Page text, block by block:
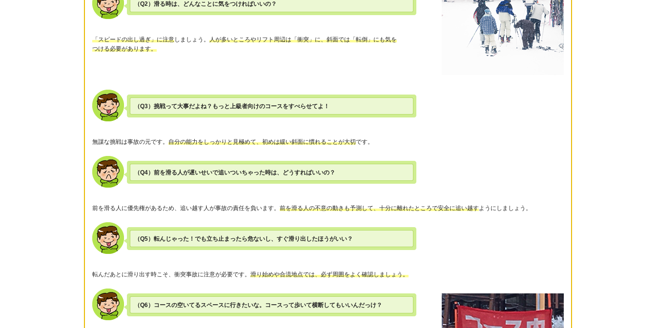
（Q2）滑る時は、どんなことに気をつければいいの？
「スピードの出し過ぎ」に注意しましょう。 人が多いところやリフト周辺は「衝突」に、斜面では「転倒」にも気を
つける必要があります。
（Q3）挑戦って大事だよね？もっと上級者向けのコースをすべらせてよ！
無謀な挑戦は事故の元です。 自分の能力をしっかりと見極めて、初めは緩い斜面に慣れることが大切です。
（Q4）前を滑る人が遅いせいで追いついちゃった時は、どうすればいいの？
前を滑る人に優先権があるため、追い越す人が事故の責任を負います。 前を滑る人の不意の動きも予測して、十分に離れたところで安全に追い越すようにしましょう。
（Q5）転んじゃった！でも立ち止まったら危ないし、すぐ滑り出したほうがいい？
転んだあとに滑り出す時こそ、衝突事故に注意が必要です。 滑り始めや合流地点では、必ず周囲をよく確認しましょう。
（Q6）コースの空いてるスペースに行きたいな。コースって歩いて横断してもいいんだっけ？